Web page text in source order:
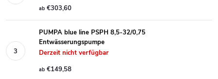
ab €303,60
PUMPA blue line PSPH 8,5-32/0,75
Entwässerungspumpe
Derzeit nicht verfügbar
ab €149,58